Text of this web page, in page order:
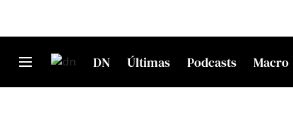
DN Últimas Podcasts Macro